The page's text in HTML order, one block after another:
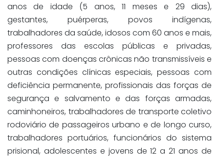
anos de idade (5 anos, 11 meses e 29 dias),
gestantes, puérperas, povos indígenas,
trabalhadores da saúde, idosos com 60 anos e mais,
professores das escolas públicas e privadas,
pessoas com doenças crônicas não transmissíveis e
outras condições clínicas especiais, pessoas com
deficiência permanente, profissionais das forças de
segurança e salvamento e das forças armadas,
caminhoneiros, trabalhadores de transporte coletivo
rodoviário de passageiros urbano e de longo curso,
trabalhadores portuários, funcionários do sistema
prisional, adolescentes e jovens de 12 a 21 anos de